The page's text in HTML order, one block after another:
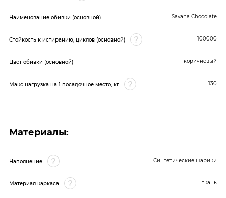
Наименование обивки (основной) Savana Chocolate
Стойкость к истиранию, циклов (основной) 100000
Цвет обивки (основной) коричневый
Макс нагрузка на 1 посадочное место, кг 130
Материалы:
Наполнение Синтетические шарики
Материал каркаса ткань